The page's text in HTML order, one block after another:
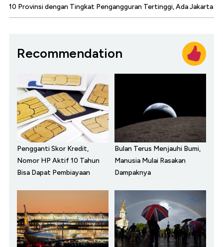
10 Provinsi dengan Tingkat Pengangguran Tertinggi, Ada Jakarta
Recommendation
Pengganti Skor Kredit,
Nomor HP Aktif 10 Tahun
Bisa Dapat Pembiayaan
Bulan Terus Menjauhi Bumi,
Manusia Mulai Rasakan
Dampaknya